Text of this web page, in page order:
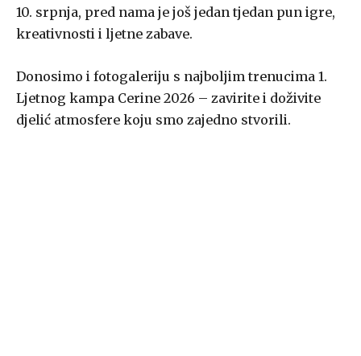
10. srpnja, pred nama je još jedan tjedan pun igre,
kreativnosti i ljetne zabave.
Donosimo i fotogaleriju s najboljim trenucima 1.
Ljetnog kampa Cerine 2026 – zavirite i doživite
djelić atmosfere koju smo zajedno stvorili.